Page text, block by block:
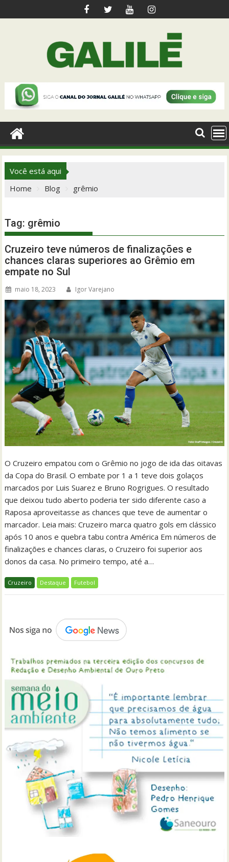
to
Você está aqui
Home
Blog grêmio
Tag: grêmio
Cruzeiro teve números de finalizações e
chances claras superiores ao Grêmio em
empate no Sul
maio 18, 2023 Igor Varejano
O Cruzeiro empatou com o Grêmio no jogo de ida das oitavas
da Copa do Brasil. O embate por 1 a 1 teve dois golaços
marcados por Luis Suarez e Bruno Rogrigues. O resultado
que deixou tudo aberto poderia ter sido diferente caso a
Raposa aproveitasse as chances que teve de aumentar o
marcador. Leia mais: Cruzeiro marca quatro gols em clássico
após 10 anos e quebra tabu contra América Em números de
finalizações e chances claras, o Cruzeiro foi superior aos
donos da casa. No primeiro tempo, até a…
Cruzeiro Destaque Futebol